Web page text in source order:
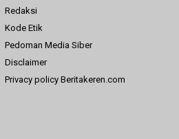
Redaksi
Kode Etik
Pedoman Media Siber
Disclaimer
Privacy policy Beritakeren.com